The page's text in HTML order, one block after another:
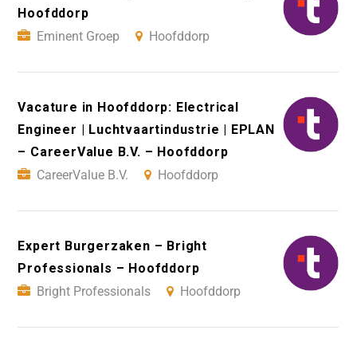
Hoofddorp
Eminent Groep
Hoofddorp
Vacature in Hoofddorp: Electrical
Engineer | Luchtvaartindustrie | EPLAN
– CareerValue B.V. – Hoofddorp
CareerValue B.V.
Hoofddorp
Expert Burgerzaken – Bright
Professionals – Hoofddorp
Bright Professionals
Hoofddorp